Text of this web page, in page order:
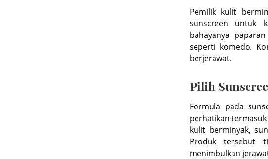
Pemilik kulit
sunscreen untuk
bahayanya
seperti komedo.
berjerawat.
Pilih
Formula pada
perhatikan
kulit berminyak,
Produk tersebut
menimbulkan